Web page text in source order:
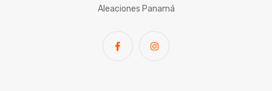
Aleaciones Panamá